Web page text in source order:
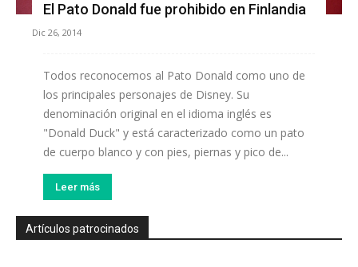
El Pato Donald fue prohibido en Finlandia
Dic 26, 2014
Todos reconocemos al Pato Donald como uno de
los principales personajes de Disney. Su
denominación original en el idioma inglés es
"Donald Duck" y está caracterizado como un pato
de cuerpo blanco y con pies, piernas y pico de...
Leer más
Artículos patrocinados